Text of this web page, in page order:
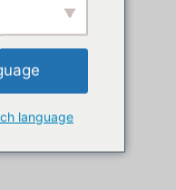
language